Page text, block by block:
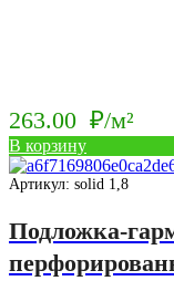
263.00 ₽/м²
В корзину
Артикул: solid 1,8
Подложка-